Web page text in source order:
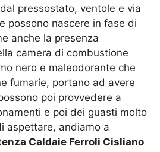
pressostato, ventole e via
possono nascere in fase di
anche la presenza
camera di combustione
nero e maleodorante che
fumarie, portano ad avere
poi provvedere a
e poi dei guasti molto
aspettare, andiamo a
Caldaie Ferroli Cisliano